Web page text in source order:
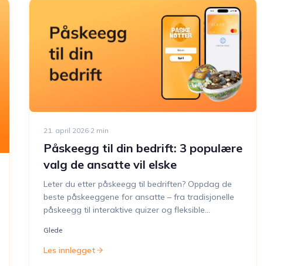
21. april 2026·2 min
Påskeegg til din bedrift: 3 populære
valg de ansatte vil elske
Leter du etter påskeegg til bedriften? Oppdag de
beste påskeeggene for ansatte – fra tradisjonelle
påskeegg til interaktive quizer og fleksible
Glede
Les innlegget